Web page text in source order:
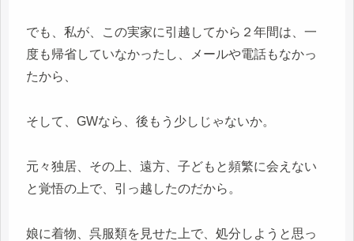
でも、私が、この実家に引越してから２年間は、一
度も帰省していなかったし、メールや電話もなかっ
たから、
そして、GWなら、後もう少しじゃないか。
元々独居、その上、遠方、子どもと頻繁に会えない
と覚悟の上で、引っ越したのだから。
娘に着物、呉服類を見せた上で、処分しようと思っ